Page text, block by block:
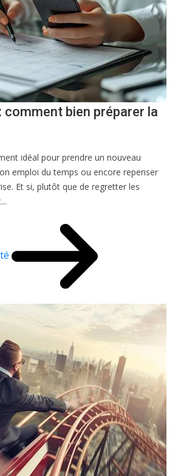
comment bien préparer la
idéal pour prendre un nouveau
emploi du temps ou encore repenser
Et si, plutôt que de regretter les